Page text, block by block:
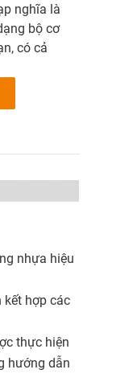
nghĩa là
bộ cơ
có cả
nhựa hiệu
kết hợp các
thực hiện
hướng dẫn